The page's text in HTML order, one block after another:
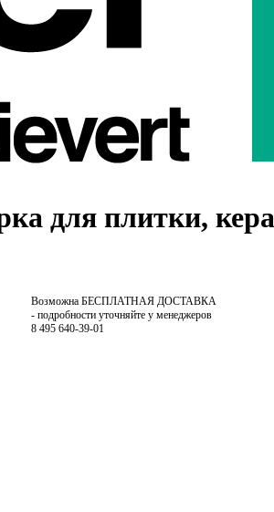
для плитки,
Возможна БЕСПЛАТНАЯ ДОСТАВКА
- подробности уточняйте у менеджеров
8 495 640-39-01